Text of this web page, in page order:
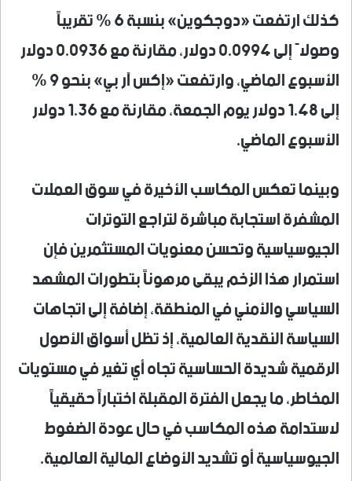
كذلك ارتفعت «دوجكوين» بنسبة 6 % تقريباً
وصولاً إلى 0.0994 دولار، مقارنة مع 0.0936 دولار
الأسبوع الماضي، وارتفعت «إكس آر بي» بنحو 9 %
إلى 1.48 دولار يوم الجمعة، مقارنة مع 1.36 دولار
الأسبوع الماضي.
وبينما تعكس المكاسب الأخيرة في سوق العملات
المشفرة استجابة مباشرة لتراجع التوترات
الجيوسياسية وتحسن معنويات المستثمرين فإن
استمرار هذا الزخم يبقى مرهوناً بتطورات المشهد
السياسي والأمني في المنطقة، إضافة إلى اتجاهات
السياسة النقدية العالمية، إذ تظل أسواق الأصول
الرقمية شديدة الحساسية تجاه أي تغير في مستويات
المخاطر، ما يجعل الفترة المقبلة اختباراً حقيقياً
لاستدامة هذه المكاسب في حال عودة الضغوط
الجيوسياسية أو تشديد الأوضاع المالية العالمية.